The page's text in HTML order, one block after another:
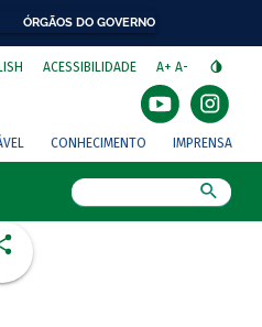
ÓRGÃOS DO GOVERNO
ACESSIBILIDADE A+ A-
CONHECIMENTO IMPRENSA